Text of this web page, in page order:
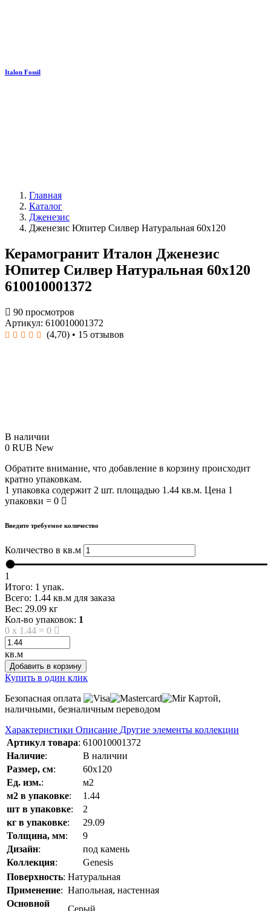
Italon Fossil
Главная
Каталог
Дженезис
Дженезис Юпитер Силвер Натуральная 60x120
Керамогранит Италон Дженезис
Юпитер Силвер Натуральная 60x120
610010001372
90 просмотров
Артикул: 610010001372
(4,70) • 15 отзывов
В наличии
0 RUB New
Обратите внимание, что добавление в корзину происходит
кратно упаковкам.
1 упаковка содержит 2 шт. площадью 1.44 кв.м. Цена 1
упаковки = 0
Введите требуемое количество
Количество в кв.м
1
Итого: 1 упак.
Всего: 1.44 кв.м для заказа
Вес: 29.09 кг
Кол-во упаковок: 1
0 x 1.44 = 0
кв.м
Добавить в корзину
Купить в один клик
Безопасная оплата
Картой,
наличными, безналичным переводом
Характеристики Описание Другие элементы коллекции
Артикул товара: 610010001372
Наличие:
В наличии
Размер, см:
60x120
Ед. изм.:
м2
м2 в упаковке:
1.44
шт в упаковке:
2
кг в упаковке:
29.09
Толщина, мм:
9
Дизайн:
под камень
Коллекция:
Genesis
Поверхность: Натуральная
Применение: Напольная, настенная
Основной
Серый